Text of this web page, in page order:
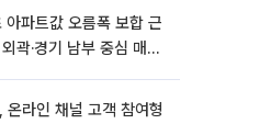
아파트값 오름폭 보합 근
곽·경기 남부 중심 매수
온라인 채널 고객 참여형